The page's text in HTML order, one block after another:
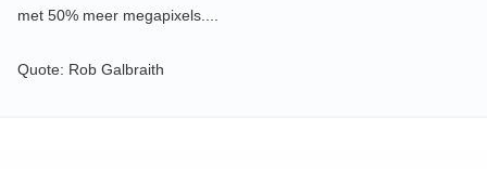
met 50% meer megapixels....
Quote: Rob Galbraith